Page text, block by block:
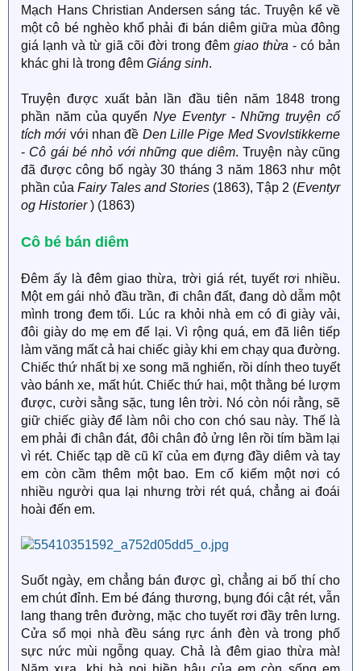
Mạch Hans Christian Andersen sáng tác. Truyện kể về
một cô bé nghèo khổ phải đi bán diêm giữa mùa đông
giá lạnh và từ giã cõi đời trong đêm giao thừa - có bản
khác ghi là trong đêm Giáng sinh.
Truyện được xuất bản lần đầu tiên năm 1848 trong
phần năm của quyểnNye Eventyr-Những truyện cổ
tích mới với nhan đề Den Lille Pige Med Svovlstikkerne
- Cô gái bé nhỏ với những que diêm. Truyện này cũng
đã được công bố ngày 30 tháng 3 năm 1863 như một
phần của Fairy Tales and Stories (1863), Tập 2 (Eventyr
og Historier) (1863)
Cô bé bán diêm​
Đêm ấy là đêm giao thừa, trời giá rét, tuyết rơi nhiều.
Một em gái nhỏ đầu trần, đi chân đất, đang dò dẫm một
mình trong đem tối. Lúc ra khỏi nhà em có đi giày vải,
đôi giày do mẹ em để lại. Vì rộng quá, em đã liên tiếp
làm văng mất cả hai chiếc giày khi em chạy qua đường.
Chiếc thứ nhất bị xe song mã nghiến, rồi dính theo tuyết
vào bánh xe, mất hút. Chiếc thứ hai, một thằng bé lượm
được, cười sằng sặc, tung lên trời. Nó còn nói rằng, sẽ
giữ chiếc giày để làm nôi cho con chó sau này. Thế là
em phải đi chân đát, đôi chân đỏ ửng lên rồi tím bầm lại
vì rét. Chiếc tạp dề cũ kĩ của em đựng đầy diêm và tay
em còn cầm thêm một bao. Em cố kiếm một nơi có
nhiều người qua lại nhưng trời rét quá, chẳng ai đoái
hoài đến em.
Suốt ngày, em chẳng bán được gì, chẳng ai bố thí cho
em chút đỉnh. Em bé đáng thương, bụng đói cật rét, vẫn
lang thang trên đường, mặc cho tuyết rơi đầy trên lưng.
Cửa sổ mọi nhà đều sáng rực ánh đèn và trong phố
sực nức mùi ngỗng quay. Chả là đêm giao thừa mà!